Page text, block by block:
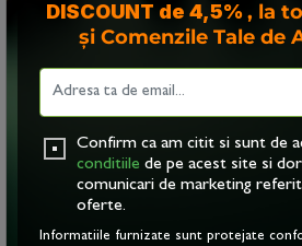
o mulțime de afecțiuni de
De ce să consumi suc de
Fiecare suc natural din acest
bogată de vitamine și antioxidanți,
DISCOUNT de 4,5%, la
și Comenzile Tale de
Confirm ca am citit si sunt de
conditiile de pe acest site si
comunicari de marketing
oferte.
Informatiile furnizate sunt protejate